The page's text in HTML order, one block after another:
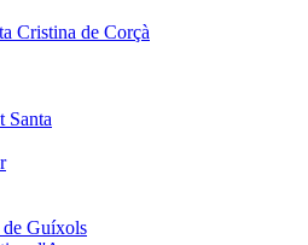
Cristina de Corçà
Santa
de Guíxols